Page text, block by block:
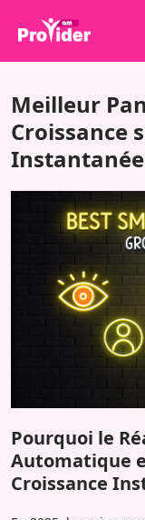
À propos de nous
Se connecter
S'inscrire
Services
Conditions
Meilleur
Croissance
Pourquoi le
Automatique
Croissance